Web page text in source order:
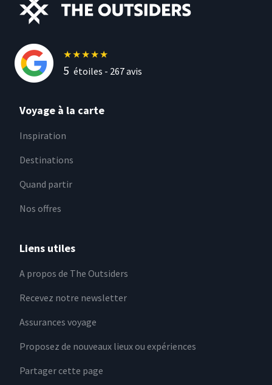
★★★★★
5 étoiles - 267avis
Voyage à la carte
Inspiration
Destinations
Quand partir
Nos offres
Liens utiles
A propos de The Outsiders
Recevez notre newsletter
Assurances voyage
Proposez de nouveaux lieux ou expériences
Partager cette page